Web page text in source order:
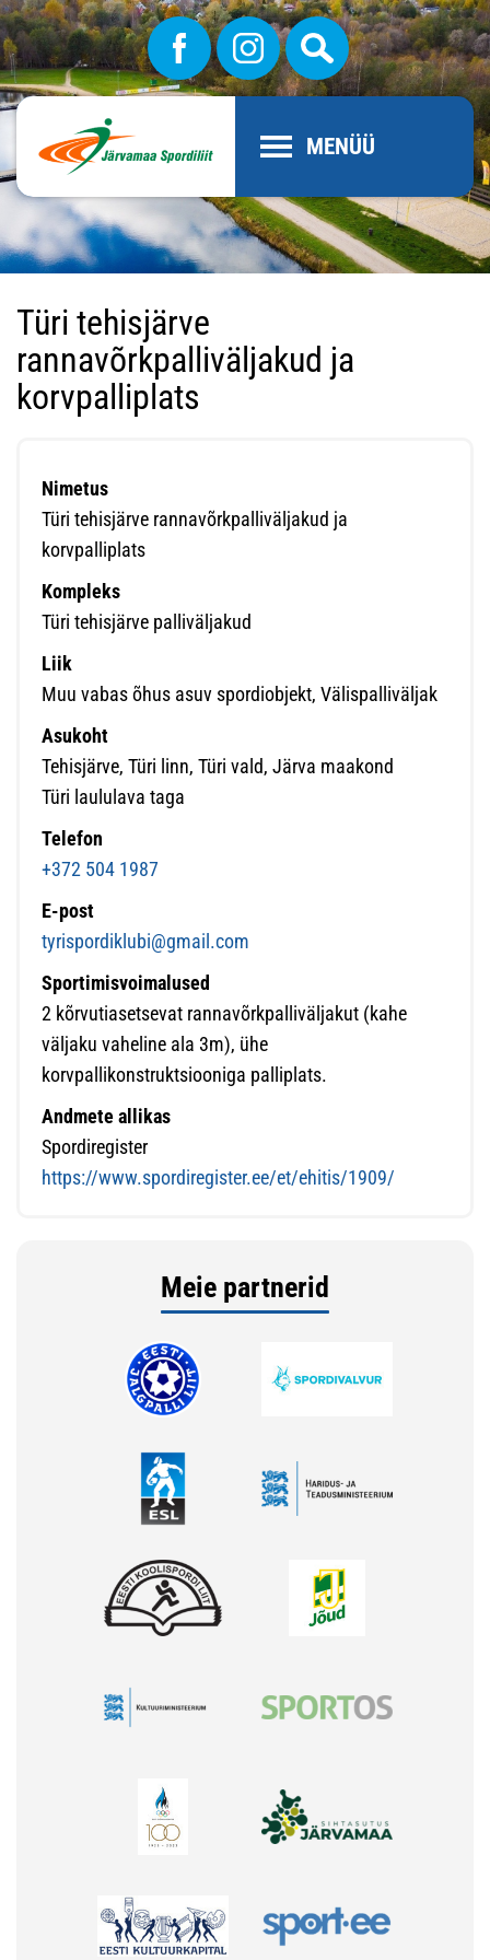
MENÜÜ
Türi tehisjärve
rannavõrkpalliväljakud ja
korvpalliplats
Nimetus
Türi tehisjärve rannavõrkpalliväljakud ja
korvpalliplats
Kompleks
Türi tehisjärve palliväljakud
Liik
Muu vabas õhus asuv spordiobjekt, Välispalliväljak
Asukoht
Tehisjärve, Türi linn, Türi vald, Järva maakond
Türi laululava taga
Telefon
+372 504 1987
E-post
tyrispordiklubi@gmail.com
Sportimisvoimalused
2 kõrvutiasetsevat rannavõrkpalliväljakut (kahe
väljaku vaheline ala 3m), ühe
korvpallikonstruktsiooniga palliplats.
Andmete allikas
Spordiregister
https://www.spordiregister.ee/et/ehitis/1909/
Meie partnerid